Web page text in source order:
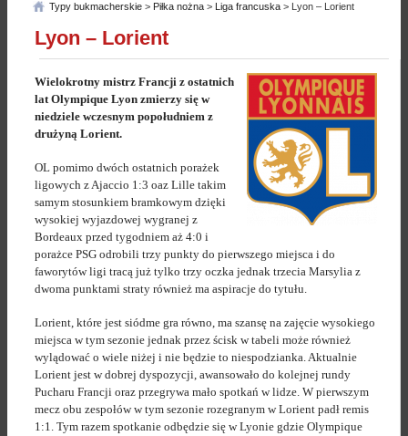
Typy bukmacherskie > Piłka nożna > Liga francuska > Lyon – Lorient
Lyon – Lorient
Wielokrotny mistrz Francji z ostatnich
lat Olympique Lyon zmierzy się w
niedziele wczesnym popołudniem z
drużyną Lorient.
OL pomimo dwóch ostatnich porażek
ligowych z Ajaccio 1:3 oaz Lille takim
samym stosunkiem bramkowym dzięki
wysokiej wyjazdowej wygranej z
Bordeaux przed tygodniem aż 4:0 i
porażce PSG odrobili trzy punkty do pierwszego miejsca i do
faworytów ligi tracą już tylko trzy oczka jednak trzecia Marsylia z
dwoma punktami straty również ma aspiracje do tytułu.
Lorient, które jest siódme gra równo, ma szansę na zajęcie wysokiego
miejsca w tym sezonie jednak przez ścisk w tabeli może również
wylądować o wiele niżej i nie będzie to niespodzianka. Aktualnie
Lorient jest w dobrej dyspozycji, awansowało do kolejnej rundy
Pucharu Francji oraz przegrywa mało spotkań w lidze. W pierwszym
mecz obu zespołów w tym sezonie rozegranym w Lorient padł remis
1:1. Tym razem spotkanie odbędzie się w Lyonie gdzie Olympique